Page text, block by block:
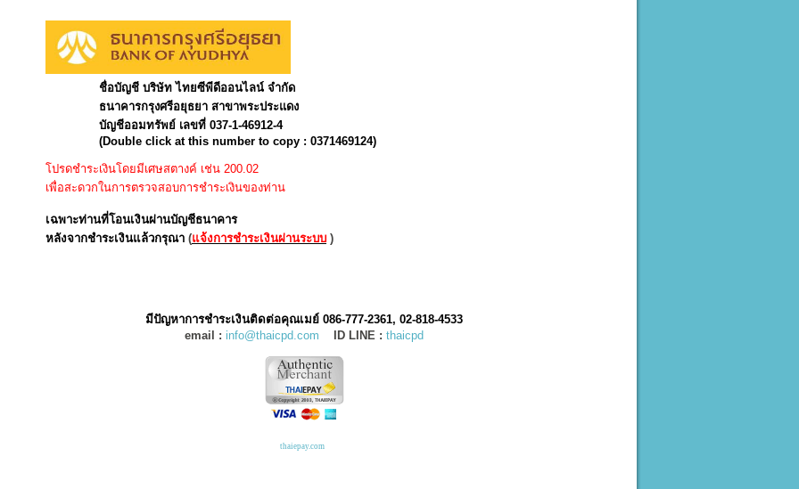
ชื่อบัญชี บริษัท ไทยซีพีดีออนไลน์ จำกัด
ธนาคารกรุงศรีอยุธยา สาขาพระประแดง
บัญชีออมทรัพย์ เลขที่ 037-1-46912-4
(Double click at this number to copy : 0371469124)
โปรดชำระเงินโดยมีเศษสตางค์ เช่น 200.02
เพื่อสะดวกในการตรวจสอบการชำระเงินของท่าน
เฉพาะท่านที่โอนเงินผ่านบัญชีธนาคาร
หลังจากชำระเงินแล้วกรุณา (แจ้งการชำระเงินผ่านระบบ )
มีปัญหาการชำระเงินติดต่อคุณเมย์ 086-777-2361, 02-818-4533
email : info@thaicpd.com ID LINE : thaicpd
thaiepay.com